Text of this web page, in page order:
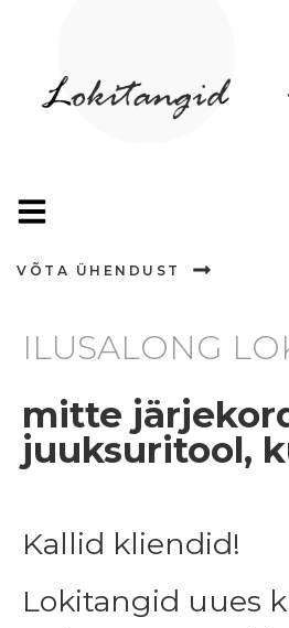
VÕTA ÜHENDUST
ILUSALONG
mitte
juuksuritool,
Kallid kliendid!
Lokitangid uues